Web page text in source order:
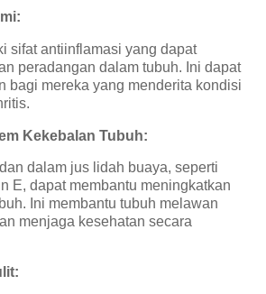
sifat antiinflamasi yang dapat
peradangan dalam tubuh. Ini dapat
bagi mereka yang menderita kondisi
Kekebalan Tubuh:
dalam jus lidah buaya, seperti
E, dapat membantu meningkatkan
Ini membantu tubuh melawan
menjaga kesehatan secara